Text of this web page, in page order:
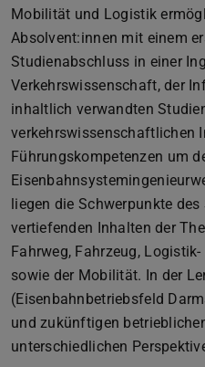
Mobilität und Logistik
Absolvent:innen mit einem
Studienabschluss in einer
Verkehrswissenschaft, der
inhaltlich verwandten
verkehrswissenschaftlichen
Führungskompetenzen um
liegen die Schwerpunkte
vertiefenden Inhalten der
Fahrweg, Fahrzeug,
sowie der Mobilität. In der
(Eisenbahnbetriebsfeld
und zukünftigen
unterschiedlichen